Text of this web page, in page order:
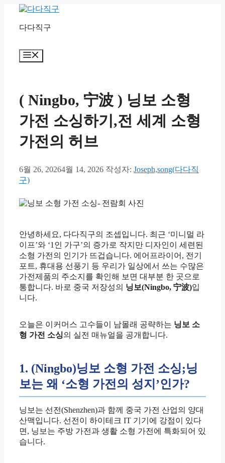
다다직구
( Ningbo, 宁波 ) 닝보 소형
가전 소싱하기,전 세계 소형
가전의 허브
6월 26, 20264월 14, 2026 작성자: Joseph,song(다다직
구)
안녕하세요, 다다직구의 조셉입니다. 최근 ‘미니멀 라
이프’와 ‘1인 가구’의 증가로 작지만 디자인이 세련된
소형 가전의 인기가 뜨겁습니다. 에어프라이어, 전기
포트, 휴대용 선풍기 등 우리가 일상에서 쓰는 수많은
가전제품의 주소지를 확인해 보면 대부분 한 곳으로
통합니다. 바로 중국 저장성의 닝보(Ningbo, 宁波)입
니다.
오늘은 이커머스 고수들이 남몰래 공략하는 닝보 소
형 가전 소싱의 실전 매뉴얼을 공개합니다.
1. (Ningbo)닝보 소형 가전 소싱;닝
보는 왜 ‘소형 가전의 성지’인가?
닝보는 선전(Shenzhen)과 함께 중국 가전 산업의 양대
산맥입니다. 선전이 하이테크 IT 기기에 강점이 있다
면, 닝보는 주방 가전과 생활 소형 가전에 특화되어 있
습니다.